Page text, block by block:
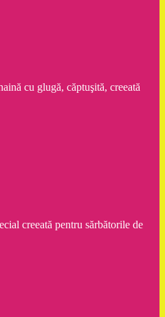
cu glugă, căptuşită, creeată
creeată pentru sărbătorile de